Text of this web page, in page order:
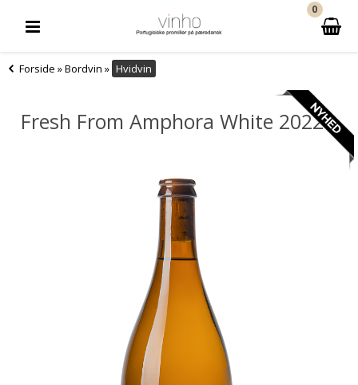
0
Forside »Bordvin » Hvidvin
Fresh From Amphora White 2022